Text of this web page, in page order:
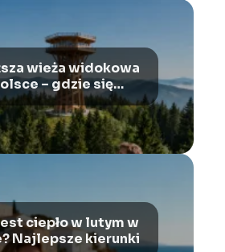
wieża widokowa
– gdzie się
znajduje?
ciepło w lutym w
Najlepsze kierunki